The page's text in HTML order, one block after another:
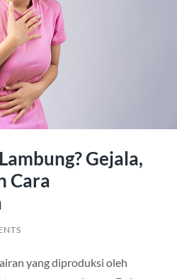
Gejala,
Cara
yang diproduksi oleh